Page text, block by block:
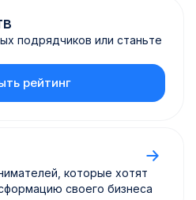
подрядчиков или станьте
рейтинг
которые хотят
своего бизнеса